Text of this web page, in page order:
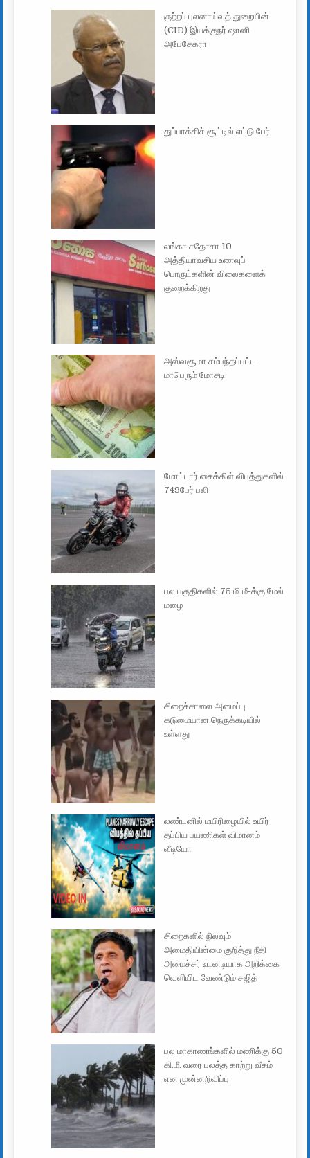
குற்றப் புலனாய்வுத் துறையின்
(CID) இயக்குநர் ஷானி
அபேசேகரா
துப்பாக்கிச் சூட்டில் எட்டு பேர்
லங்கா சதோசா 10
அத்தியாவசிய உணவுப்
பொருட்களின் விலைகளைக்
குறைக்கிறது
அஸ்வசூமா சம்பந்தப்பட்ட
மாபெரும் மோசடி
மோட்டார் சைக்கிள் விபத்துகளில்
749பேர் பலி
பல பகுதிகளில் 75 மி.மீ-க்கு மேல்
மழை
சிறைச்சாலை அமைப்பு
கடுமையான நெருக்கடியில்
உள்ளது
லண்டனில் மயிரிழையில் உயிர்
தப்பிய பயணிகள் விமானம்
வீடியோ
சிறைகளில் நிலவும்
அமைதியின்மை குறித்து நீதி
அமைச்சர் உடனடியாக அறிக்கை
வெளியிட வேண்டும் சஜித்
பல மாகாணங்களில் மணிக்கு 50
கி.மீ. வரை பலத்த காற்று வீசும்
என முன்னறிவிப்பு